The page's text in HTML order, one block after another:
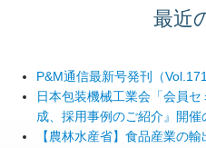
最近
P&M通信最新号発刊（Vol.171
日本包装機械工業会「会員
成、採用事例のご紹介』開催
【農林水産省】食品産業の